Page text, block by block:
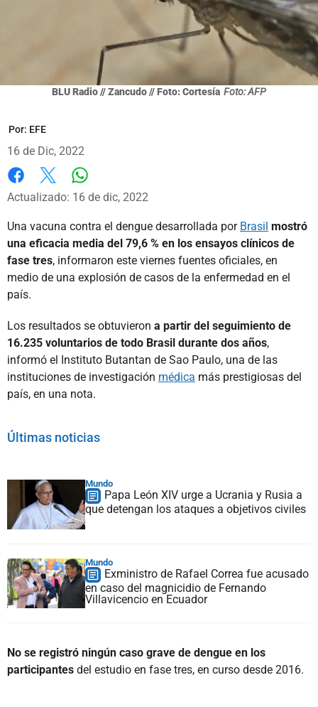
BLU Radio // Zancudo // Foto: Cortesía Foto: AFP
Por: EFE
16 de Dic, 2022
Facebook
X
Actualizado: 16 de dic, 2022
Una vacuna contra el dengue desarrollada por Brasil mostró
una eficacia media del 79,6 % en los ensayos clínicos de
fase tres, informaron este viernes fuentes oficiales, en
medio de una explosión de casos de la enfermedad en el
país.
Los resultados se obtuvieron a partir del seguimiento de
16.235 voluntarios de todo Brasil durante dos años,
informó el Instituto Butantan de Sao Paulo, una de las
instituciones de investigación médica más prestigiosas del
país, en una nota.
Últimas noticias
Mundo
Papa León XIV urge a Ucrania y Rusia a
que detengan los ataques a objetivos civiles
Mundo
Exministro de Rafael Correa fue acusado
en caso del magnicidio de Fernando
Villavicencio en Ecuador
No se registró ningún caso grave de dengue en los
participantes del estudio en fase tres, en curso desde 2016.